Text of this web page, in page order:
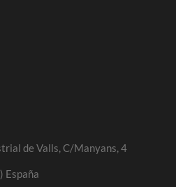
de Valls, C/Manyans, 4
España